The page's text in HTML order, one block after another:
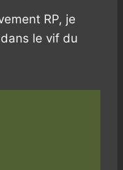
RP, je
le vif du